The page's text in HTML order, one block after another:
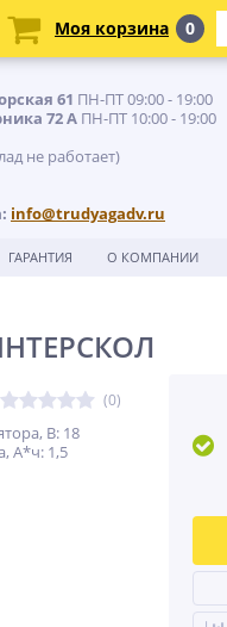
61 ПН-ПТ 09:00 - 19:00
72 А ПН-ПТ 10:00 - 19:00
не работает)
info@trudyagadv.ru
ГАРАНТИЯ О КОМПАНИИ
(0)
В: 18
А*ч: 1,5
Моя корзина 0